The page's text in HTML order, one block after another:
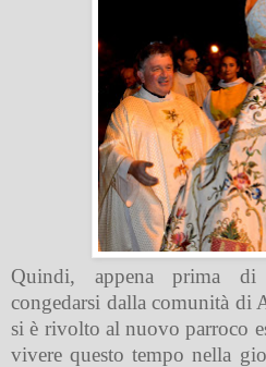
Quindi, appena prima di
congedarsi dalla comunità di
si è rivolto al nuovo parroco
vivere questo tempo nella